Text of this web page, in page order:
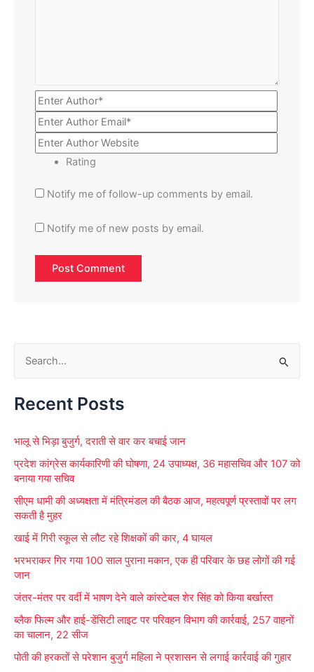
Rating
Notify me of follow-up comments by email.
Notify me of new posts by email.
a
c
h
f
o
Recent Posts
भालू से भिड़ा बुजुर्ग, दराती से वार कर बचाई जान
प्रदेश कांग्रेस कार्यकारिणी की घोषणा, 24 उपाध्यक्ष, 36 महासचिव और 107 को
बनाया गया सचिव
सीएम धामी की अध्यक्षता में मंत्रिमंडल की बैठक आज, महत्वपूर्ण प्रस्तावों पर लग
सकती है मुहर
खाई में गिरी स्कूल से लौट रहे शिक्षकों की कार, 4 घायल
भरभराकर गिर गया 100 साल पुराना मकान, एक ही परिवार के छह लोगों की गई
जान
जंतर-मंतर पर वर्दी में भाषण देने वाले कांस्टेबल शेर सिंह को किया बर्खास्त
ब्लैक फिल्म और हाई-डेंसिटी लाइट पर परिवहन विभाग की कार्रवाई, 257 वाहनों
का चालान, 22 सीज
पोती की हरकतों से परेशान बुजुर्ग महिला ने प्रशासन से लगाई कार्रवाई की गुहार